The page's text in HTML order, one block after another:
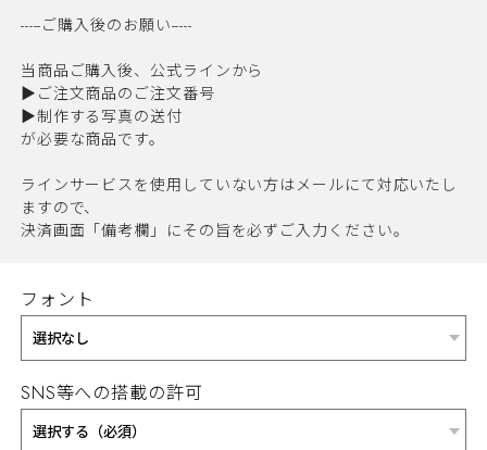
-----ご購入後のお願い-----
当商品ご購入後、公式ラインから
▶︎ご注文商品のご注文番号
▶︎制作する写真の送付
が必要な商品です。
ラインサービスを使用していない方はメールにて対応いたし
ますので、
決済画面「備考欄」にその旨を必ずご入力ください。
フォント
SNS等への搭載の許可